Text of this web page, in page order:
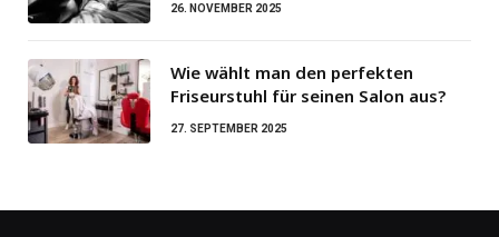
26. NOVEMBER 2025
Wie wählt man den perfekten
Friseurstuhl für seinen Salon aus?
27. SEPTEMBER 2025